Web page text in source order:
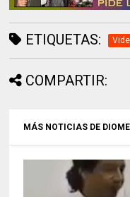
ETIQUETAS:
COMPARTIR:
MÁS NOTICIAS DE